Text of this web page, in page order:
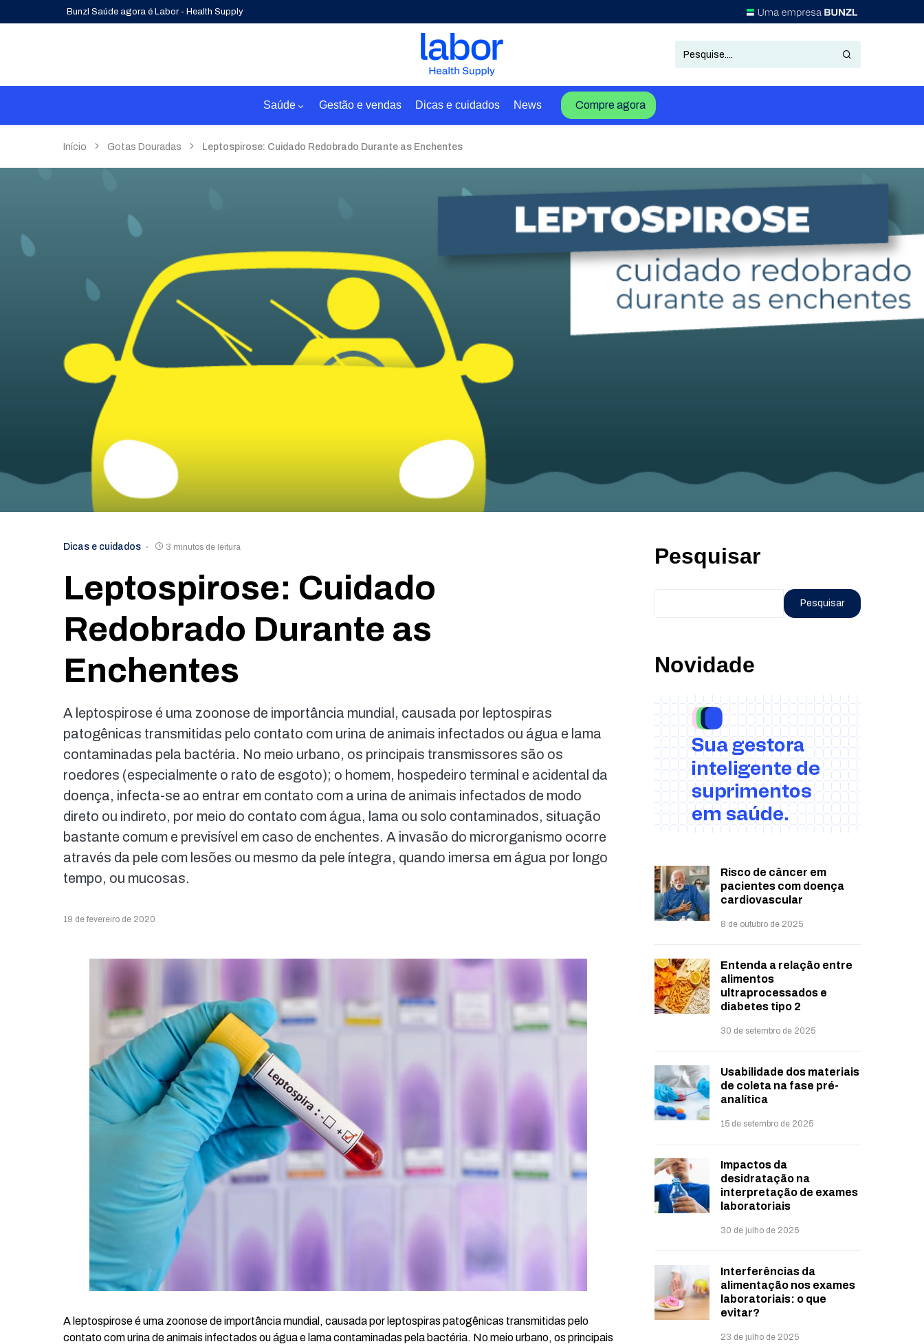
Bunzl Saúde agora é Labor - Health Supply
Saúde Gestão e vendas Dicas e cuidados News Compre agora
Início Gotas Douradas Leptospirose: Cuidado Redobrado Durante as Enchentes
Dicas e cuidados 3 minutos de leitura
Leptospirose: Cuidado
Redobrado Durante as
Enchentes
A leptospirose é uma zoonose de importância mundial, causada por leptospiras
patogênicas transmitidas pelo contato com urina de animais infectados ou água e lama
contaminadas pela bactéria. No meio urbano, os principais transmissores são os
roedores (especialmente o rato de esgoto); o homem, hospedeiro terminal e acidental da
doença, infecta-se ao entrar em contato com a urina de animais infectados de modo
direto ou indireto, por meio do contato com água, lama ou solo contaminados, situação
bastante comum e previsível em caso de enchentes. A invasão do microrganismo ocorre
através da pele com lesões ou mesmo da pele íntegra, quando imersa em água por longo
tempo, ou mucosas.
19 de fevereiro de 2020
A leptospirose é uma zoonose de importância mundial, causada por leptospiras patogênicas transmitidas pelo
contato com urina de animais infectados ou água e lama contaminadas pela bactéria. No meio urbano, os principais
Pesquisar
Pesquisar
Novidade
Risco de câncer em
pacientes com doença
cardiovascular
8 de outubro de 2025
Entenda a relação entre
alimentos
ultraprocessados e
diabetes tipo 2
30 de setembro de 2025
Usabilidade dos materiais
de coleta na fase pré-
analítica
15 de setembro de 2025
Impactos da
desidratação na
interpretação de exames
laboratoriais
30 de julho de 2025
Interferências da
alimentação nos exames
laboratoriais: o que
evitar?
23 de julho de 2025